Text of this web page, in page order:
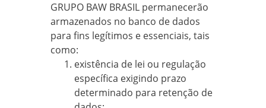
GRUPO BAW BRASIL permanecerão
armazenados no banco de dados
para fins legítimos e essenciais, tais
como:
existência de lei ou regulação
específica exigindo prazo
determinado para retenção de